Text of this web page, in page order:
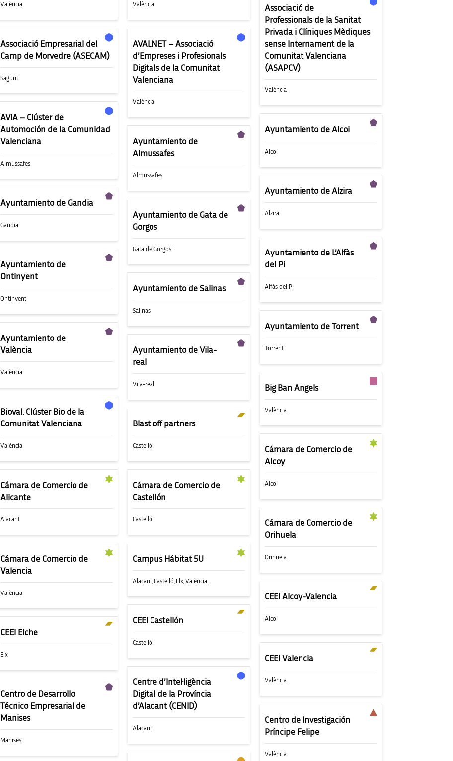
València València
Associació de
Professionals de la Sanitat
Privada i Clíniques Mèdiques
sense Internament de la
Comunitat Valenciana
(ASAPCV)
València
Associació Empresarial del
Camp de Morvedre (ASECAM)
Sagunt
AVALNET – Associació
d’Empreses i Profesionals
Digitals de la Comunitat
Valenciana
València
AVIA – Clúster de
Automoción de la Comunidad
Valenciana
Almussafes
Ayuntamiento de Alcoi
Alcoi
Ayuntamiento de
Almussafes
Almussafes
Ayuntamiento de Alzira
Alzira
Ayuntamiento de Gandia
Gandia
Ayuntamiento de Gata de
Gorgos
Gata de Gorgos
Ayuntamiento de L’Alfàs
del Pi
Alfàs del Pi
Ayuntamiento de
Ontinyent
Ontinyent
Ayuntamiento de Salinas
Salinas
Ayuntamiento de Torrent
Torrent
Ayuntamiento de
València
València
Ayuntamiento de Vila-
real
Vila-real Big Ban Angels
València
Bioval. Clúster Bio de la
Comunitat Valenciana
València
Blast off partners
Castelló
Cámara de Comercio de
Alcoy
Alcoi
Cámara de Comercio de
Alicante
Alacant
Cámara de Comercio de
Castellón
Castelló
Cámara de Comercio de
Orihuela
Orihuela
Cámara de Comercio de
Valencia
València
Campus Hábitat 5U
Alacant, Castelló Elx, València
CEEI Alcoy-Valencia
Alcoi
CEEI Castellón
Castelló
CEEI Elche
Elx CEEI Valencia
València
Centre d’Intel·ligència
Digital de la Província
d’Alacant (CENID)
Alacant
Centro de Desarrollo
Técnico Empresarial de
Manises
Manises
Centro de Investigación
Príncipe Felipe
València